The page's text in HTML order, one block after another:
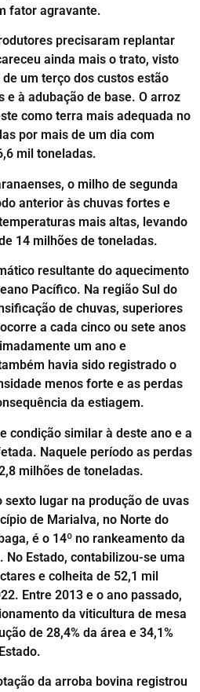
fator agravante.
precisaram replantar
ainda mais o trato, visto
um terço dos custos estão
e à adubação de base. O arroz
como terra mais adequada no
por mais de um dia com
mil toneladas.
o milho de segunda
anterior às chuvas fortes e
mais altas, levando
14 milhões de toneladas.
resultante do aquecimento
Pacífico. Na região Sul do
de chuvas, superiores
a cada cinco ou sete anos
um ano e
havia sido registrado o
menos forte e as perdas
da estiagem.
condição similar à deste ano e a
Naquele período as perdas
milhões de toneladas.
sexto lugar na produção de uvas
de Marialva, no Norte do
é o 14º no rankeamento da
No Estado, contabilizou-se uma
e colheita de 52,1 mil
Entre 2013 e o ano passado,
da viticultura de mesa
de 28,4% da área e 34,1%
da arroba bovina registrou